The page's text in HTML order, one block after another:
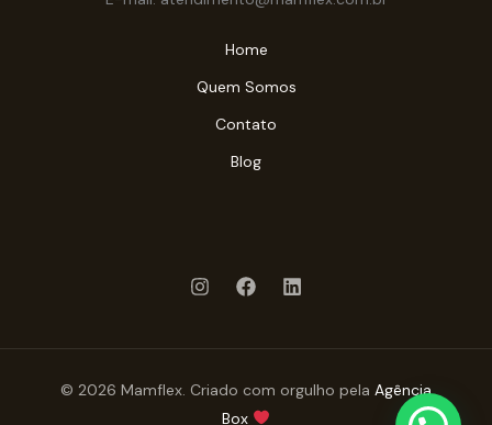
Home
Quem Somos
Contato
Blog
© 2026 Mamflex. Criado com orgulho pela Agência
Box